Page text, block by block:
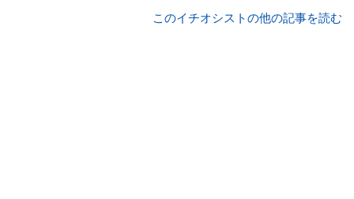
このイチオシストの他の記事を読む